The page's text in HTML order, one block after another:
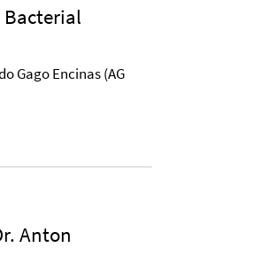
Gago Encinas (AG
Anton